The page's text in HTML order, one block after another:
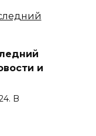
и
В